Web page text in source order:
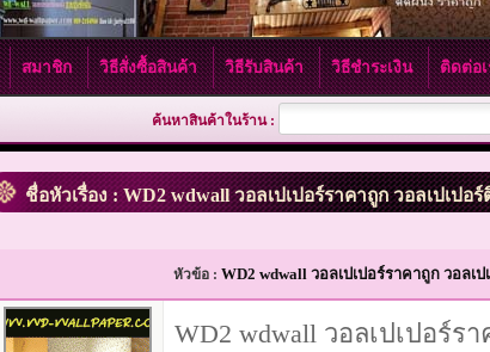
สมาชิก วิธีสั่งซื้อสินค้า วิธีรับสินค้า วิธีชำระเงิน ติดต่อ
ค้นหาสินค้าในร้าน :
ชื่อหัวเรื่อง : WD2 wdwall วอลเปเปอร์ราคาถูก วอลเปเป
หัวข้อ : WD2 wdwall วอลเปเปอร์ราคาถูก วอลเ
WD2 wdwall วอลเปเปอร์ร